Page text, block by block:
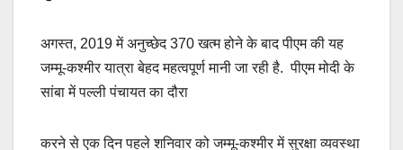
अगस्त, 2019 में अनुच्छेद 370 खत्म होने के बाद पीएम की यह
जम्मू-कश्मीर यात्रा बेहद महत्वपूर्ण मानी जा रही है. पीएम मोदी के
सांबा में पल्ली पंचायत का दौरा
करने से एक दिन पहले शनिवार को जम्मू-कश्मीर में सुरक्षा व्यवस्था